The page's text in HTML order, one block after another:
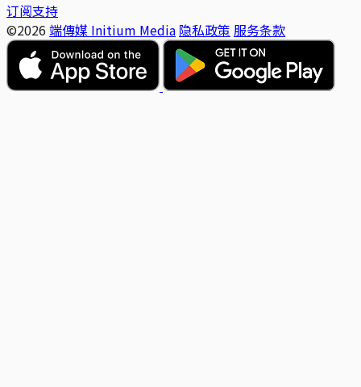
订阅支持
©2026 端傳媒 Initium Media 隐私政策 服务条款